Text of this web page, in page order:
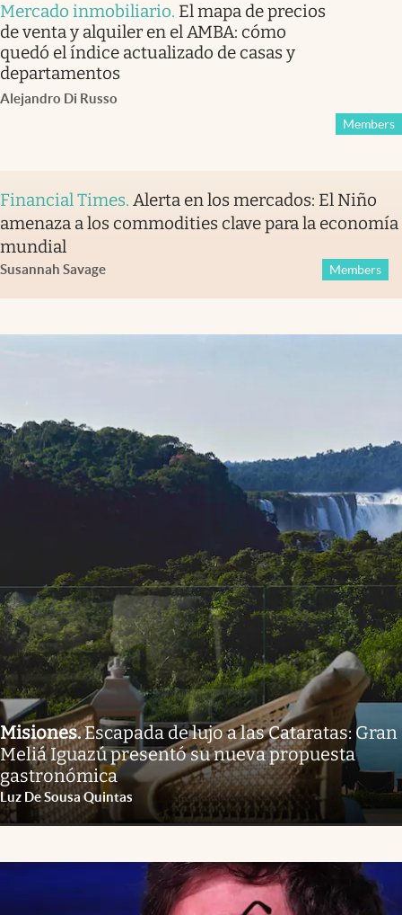
Mercado inmobiliario. El mapa de precios
de venta y alquiler en el AMBA: cómo
quedó el índice actualizado de casas y
departamentos
Alejandro Di Russo
Members
Financial Times. Alerta en los mercados: El Niño
amenaza a los commodities clave para la economía
mundial
Susannah Savage Members
Misiones.Escapada de lujo a las Cataratas: Gran
Meliá Iguazú presentó su nueva propuesta
gastronómica
Luz De Sousa Quintas